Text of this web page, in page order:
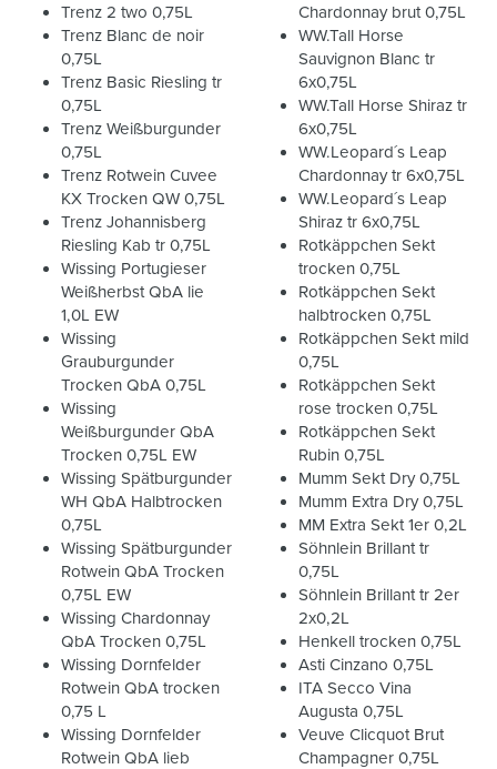
Trenz 2 two 0,75L
Trenz Blanc de noir
0,75L
Trenz Basic Riesling tr
0,75L
Trenz Weißburgunder
0,75L
Trenz Rotwein Cuvee
KX Trocken QW 0,75L
Trenz Johannisberg
Riesling Kab tr 0,75L
Wissing Portugieser
Weißherbst QbA lie
1,0L EW
Wissing
Grauburgunder
Trocken QbA 0,75L
Wissing
Weißburgunder QbA
Trocken 0,75L EW
Wissing Spätburgunder
WH QbA Halbtrocken
0,75L
Wissing Spätburgunder
Rotwein QbA Trocken
0,75L EW
Wissing Chardonnay
QbA Trocken 0,75L
Wissing Dornfelder
Rotwein QbA trocken
0,75 L
Wissing Dornfelder
Rotwein QbA lieb
Chardonnay brut 0,75L
WW.Tall Horse
Sauvignon Blanc tr
6x0,75L
WW.Tall Horse Shiraz tr
6x0,75L
WW.Leopard´s Leap
Chardonnay tr 6x0,75L
WW.Leopard´s Leap
Shiraz tr 6x0,75L
Rotkäppchen Sekt
trocken 0,75L
Rotkäppchen Sekt
halbtrocken 0,75L
Rotkäppchen Sekt mild
0,75L
Rotkäppchen Sekt
rose trocken 0,75L
Rotkäppchen Sekt
Rubin 0,75L
Mumm Sekt Dry 0,75L
Mumm Extra Dry 0,75L
MM Extra Sekt 1er 0,2L
Söhnlein Brillant tr
0,75L
Söhnlein Brillant tr 2er
2x0,2L
Henkell trocken 0,75L
Asti Cinzano 0,75L
ITA Secco Vina
Augusta 0,75L
Veuve Clicquot Brut
Champagner 0,75L